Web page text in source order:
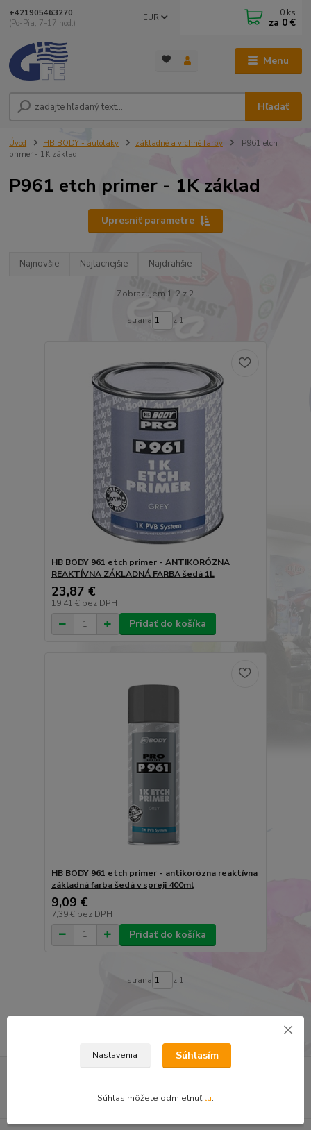
Menu
EUR
Hľadať
+421905463270
(Po-Pia, 7-17 hod.)
0 ks
za 0 €
Úvod HB BODY - autolaky základné a vrchné farby
P961 etch
primer - 1K základ
P961 etch primer - 1K základ
Upresniť parametre
Najnovšie Najlacnejšie Najdrahšie
Zobrazujem 1-2 z 2
strana z 1
HB BODY 961 etch primer - ANTIKORÓZNA
REAKTÍVNA ZÁKLADNÁ FARBA šedá 1L
23,87 €
19,41 € bez DPH
Pridať do košíka
HB BODY 961 etch primer - antikorózna reaktívna
základná farba šedá v spreji 400ml
9,09 €
7,39 € bez DPH
Pridať do košíka
strana z 1
Nastavenia Súhlasím
Súhlas môžete odmietnuťtu.